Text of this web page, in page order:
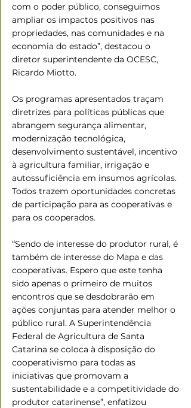
com o poder público, conseguimos
ampliar os impactos positivos nas
propriedades, nas comunidades e na
economia do estado”, destacou o
diretor superintendente da OCESC,
Ricardo Miotto.
Os programas apresentados traçam
diretrizes para políticas públicas que
abrangem segurança alimentar,
modernização tecnológica,
desenvolvimento sustentável, incentivo
à agricultura familiar, irrigação e
autossuficiência em insumos agrícolas.
Todos trazem oportunidades concretas
de participação para as cooperativas e
para os cooperados.
“Sendo de interesse do produtor rural, é
também de interesse do Mapa e das
cooperativas. Espero que este tenha
sido apenas o primeiro de muitos
encontros que se desdobrarão em
ações conjuntas para atender melhor o
público rural. A Superintendência
Federal de Agricultura de Santa
Catarina se coloca à disposição do
cooperativismo para todas as
iniciativas que promovam a
sustentabilidade e a competitividade do
produtor catarinense”, enfatizou